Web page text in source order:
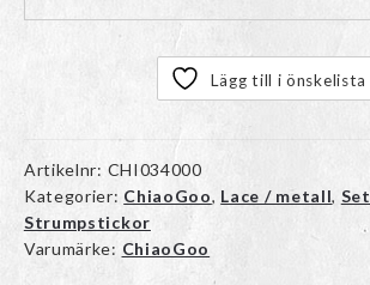
Lägg till i önskelista
Artikelnr: CHI034000
Kategorier: ChiaoGoo, Lace / metall, Set
Strumpstickor
Varumärke: ChiaoGoo